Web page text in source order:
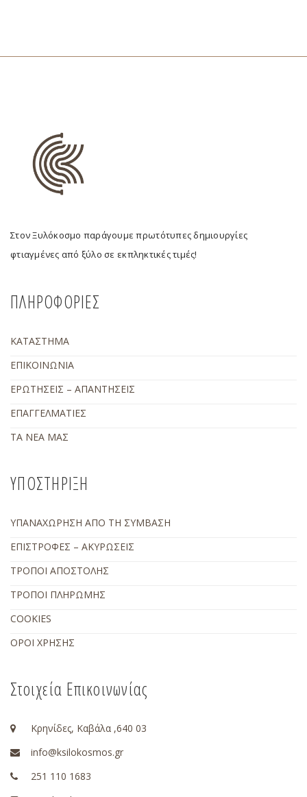
Στον Ξυλόκοσμο παράγουμε πρωτότυπες δημιουργίες
φτιαγμένες από ξύλο σε εκπληκτικές τιμές!
ΠΛΗΡΟΦΟΡΙΕΣ
ΚΑΤΑΣΤΗΜΑ
ΕΠΙΚΟΙΝΩΝΙΑ
ΕΡΩΤΗΣΕΙΣ – ΑΠΑΝΤΗΣΕΙΣ
ΕΠΑΓΓΕΛΜΑΤΙΕΣ
ΤΑ ΝΕΑ ΜΑΣ
ΥΠΟΣΤΗΡΙΞΗ
ΥΠΑΝΑΧΩΡΗΣΗ ΑΠΟ ΤΗ ΣΥΜΒΑΣΗ
ΕΠΙΣΤΡΟΦΕΣ – ΑΚΥΡΩΣΕΙΣ
ΤΡΟΠΟΙ ΑΠΟΣΤΟΛΗΣ
ΤΡΟΠΟΙ ΠΛΗΡΩΜΗΣ
COOKIES
ΟΡΟΙ ΧΡΗΣΗΣ
Στοιχεία Επικοινωνίας
Κρηνίδες, Καβάλα ,640 03
info@ksilokosmos.gr
251 110 1683